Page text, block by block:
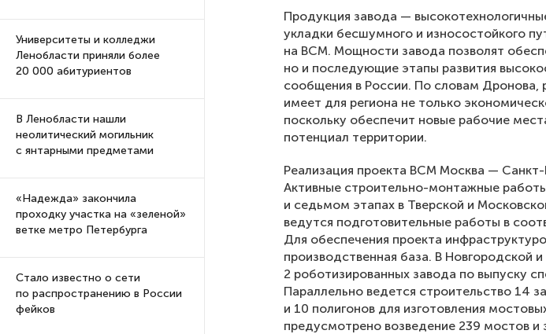
Университеты и колледжи
Ленобласти приняли более
20 000 абитуриентов
В Ленобласти нашли
неолитический могильник
с янтарными предметами
«Надежда» закончила
проходку участка на «зеленой»
ветке метро Петербурга
Стало известно о сети
по распространению в России
фейков
Продукция завода —
укладки бесшумного и износостойкого
на ВСМ. Мощности завода позволят
но и последующие этапы развития
сообщения в России. По словам Дронова,
имеет для региона не только
поскольку обеспечит новые рабочие
потенциал территории.
Реализация проекта ВСМ Москва —
Активные строительно-монтажные
и седьмом этапах в Тверской и
ведутся подготовительные работы в
Для обеспечения проекта
производственная база. В Новгородской
2 роботизированных завода по выпуску
Параллельно ведется строительство 14
и 10 полигонов для изготовления
предусмотрено возведение 239 мостов